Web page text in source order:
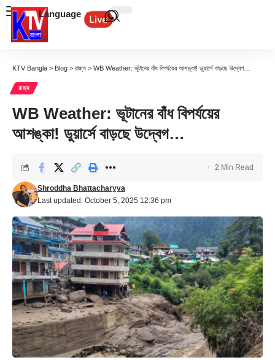
Language
KTV Bangla > Blog > রাজ্য > WB Weather: ভূটানের বাঁধ বিপর্যয়ের আশঙ্কা! ডুয়ার্সে বাড়ছে উদ্বেগ…
রাজ্য
WB Weather: ভূটানের বাঁধ বিপর্যয়ের
আশঙ্কা! ডুয়ার্সে বাড়ছে উদ্বেগ…
Last updated: October 5, 2025 12:36 pm
Shroddha Bhattacharyya
2 Min Read